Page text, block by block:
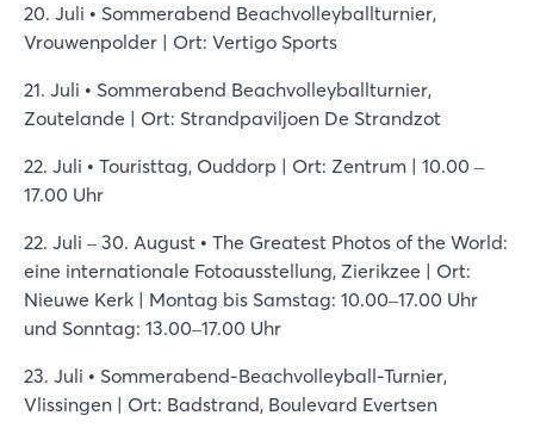
20. Juli • Sommerabend Beachvolleyballturnier,
Vrouwenpolder | Ort: Vertigo Sports
21. Juli • Sommerabend Beachvolleyballturnier,
Zoutelande | Ort: Strandpaviljoen De Strandzot
22. Juli • Touristtag, Ouddorp | Ort: Zentrum | 10.00 –
17.00 Uhr
22. Juli – 30. August • The Greatest Photos of the World:
eine internationale Fotoausstellung, Zierikzee | Ort:
Nieuwe Kerk | Montag bis Samstag: 10.00–17.00 Uhr
und Sonntag: 13.00–17.00 Uhr
23. Juli • Sommerabend-Beachvolleyball-Turnier,
Vlissingen | Ort: Badstrand, Boulevard Evertsen